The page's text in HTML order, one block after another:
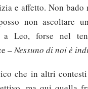
e affetto. Non bado
non ascoltare
a Leo, forse nel
–Nessuno di noi è
che in altri contesti